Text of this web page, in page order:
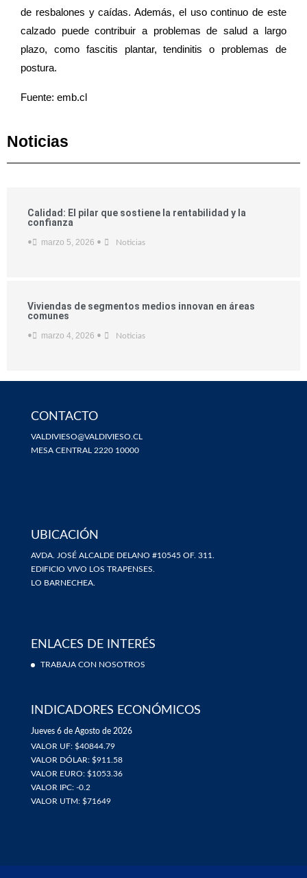
de resbalones y caídas. Además, el uso continuo de este
calzado puede contribuir a problemas de salud a largo
plazo, como fascitis plantar, tendinitis o problemas de
postura.
Fuente: emb.cl
Noticias
Calidad: El pilar que sostiene la rentabilidad y la
confianza
• marzo 5, 2026 • Noticias
Viviendas de segmentos medios innovan en áreas
comunes
• marzo 4, 2026 • Noticias
CONTACTO
VALDIVIESO@VALDIVIESO.CL
MESA CENTRAL 2220 10000
UBICACIÓN
AVDA. JOSÉ ALCALDE DELANO #10545 OF. 311.
EDIFICIO VIVO LOS TRAPENSES.
LO BARNECHEA.
ENLACES DE INTERÉS
TRABAJA CON NOSOTROS
INDICADORES ECONÓMICOS
Jueves 6 de Agosto de 2026
VALOR UF: $40844.79
VALOR DÓLAR: $911.58
VALOR EURO: $1053.36
VALOR IPC: -0.2
VALOR UTM: $71649